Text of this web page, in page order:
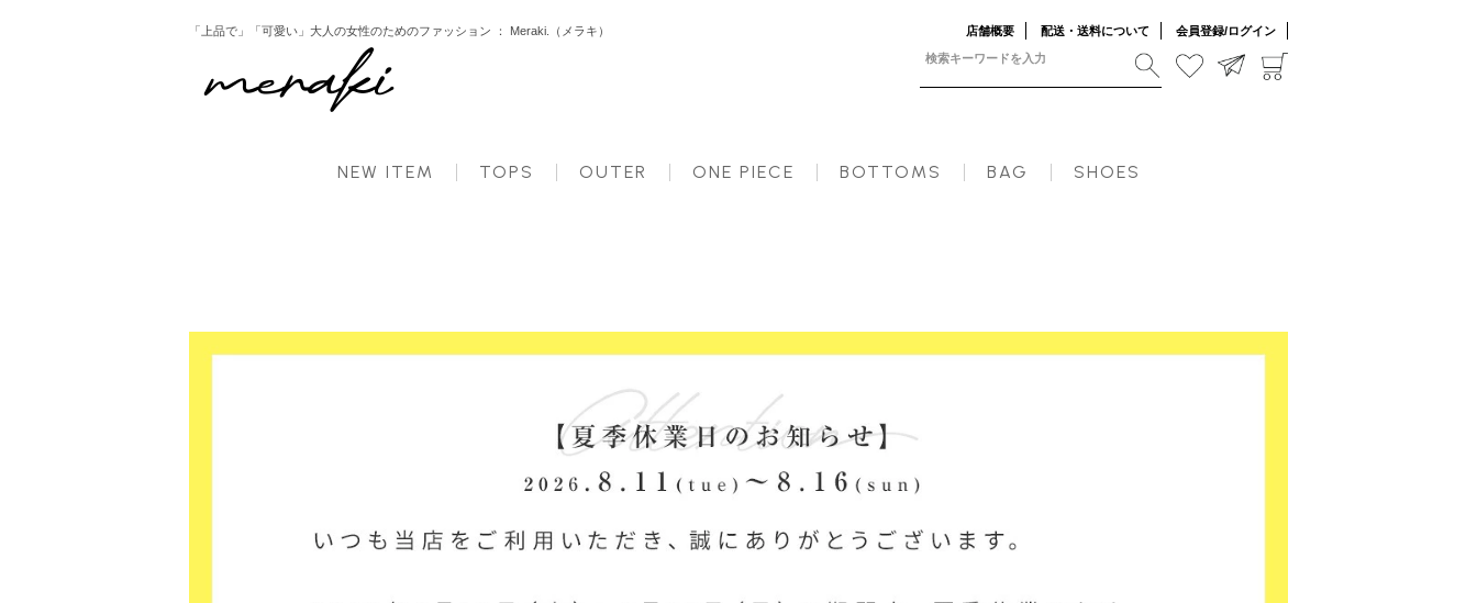
「上品で」「可愛い」大人の女性のためのファッション ： Meraki.（メラキ） 店舗概要 配送・送料について 会員登録/ログイン
NEW ITEM TOPS OUTER ONE PIECE BOTTOMS BAG SHOES
ノーカラーペプラムコート ノーカラー ペプラム コート フレア アウター レディース 秋 長袖 無地【m717】【即納：1～2日以内に発送予定（店舗休業日を除く）】【送料無料】宅込